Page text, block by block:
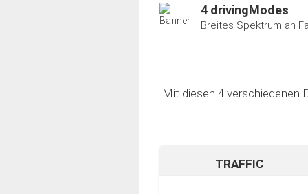
4 drivingModes
Breites Spektrum an
Mit diesen 4 verschiedenen
TRAFFIC